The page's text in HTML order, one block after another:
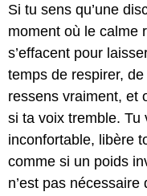
Si tu sens qu’une
moment où le calme
s’effacent pour
temps de respirer,
ressens vraiment, et
si ta voix tremble. Tu
inconfortable, libère
comme si un poids
n’est pas